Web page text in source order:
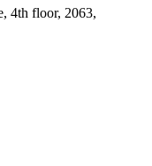
4th floor, 2063,